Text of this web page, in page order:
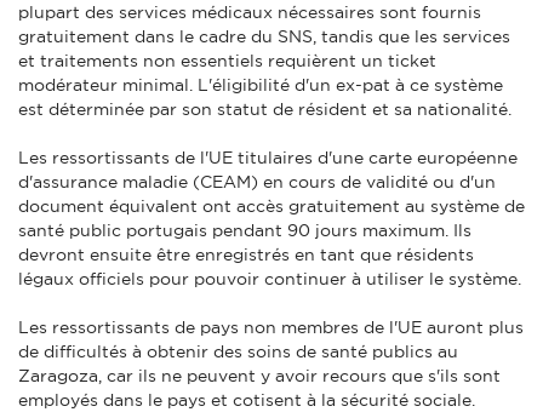
plupart des services médicaux nécessaires sont fournis
gratuitement dans le cadre du SNS, tandis que les services
et traitements non essentiels requièrent un ticket
modérateur minimal. L'éligibilité d'un ex-pat à ce système
est déterminée par son statut de résident et sa nationalité.
Les ressortissants de l'UE titulaires d'une carte européenne
d'assurance maladie (CEAM) en cours de validité ou d'un
document équivalent ont accès gratuitement au système de
santé public portugais pendant 90 jours maximum. Ils
devront ensuite être enregistrés en tant que résidents
légaux officiels pour pouvoir continuer à utiliser le système.
Les ressortissants de pays non membres de l'UE auront plus
de difficultés à obtenir des soins de santé publics au
Zaragoza, car ils ne peuvent y avoir recours que s'ils sont
employés dans le pays et cotisent à la sécurité sociale.